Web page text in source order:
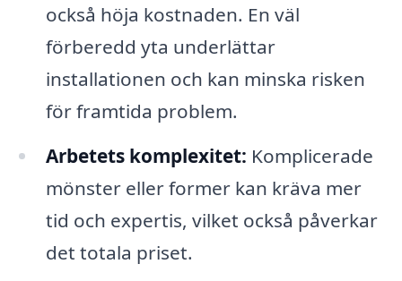
också höja kostnaden. En väl
förberedd yta underlättar
installationen och kan minska risken
för framtida problem.
Arbetets komplexitet: Komplicerade
mönster eller former kan kräva mer
tid och expertis, vilket också påverkar
det totala priset.